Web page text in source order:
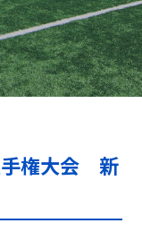
手権大会 新